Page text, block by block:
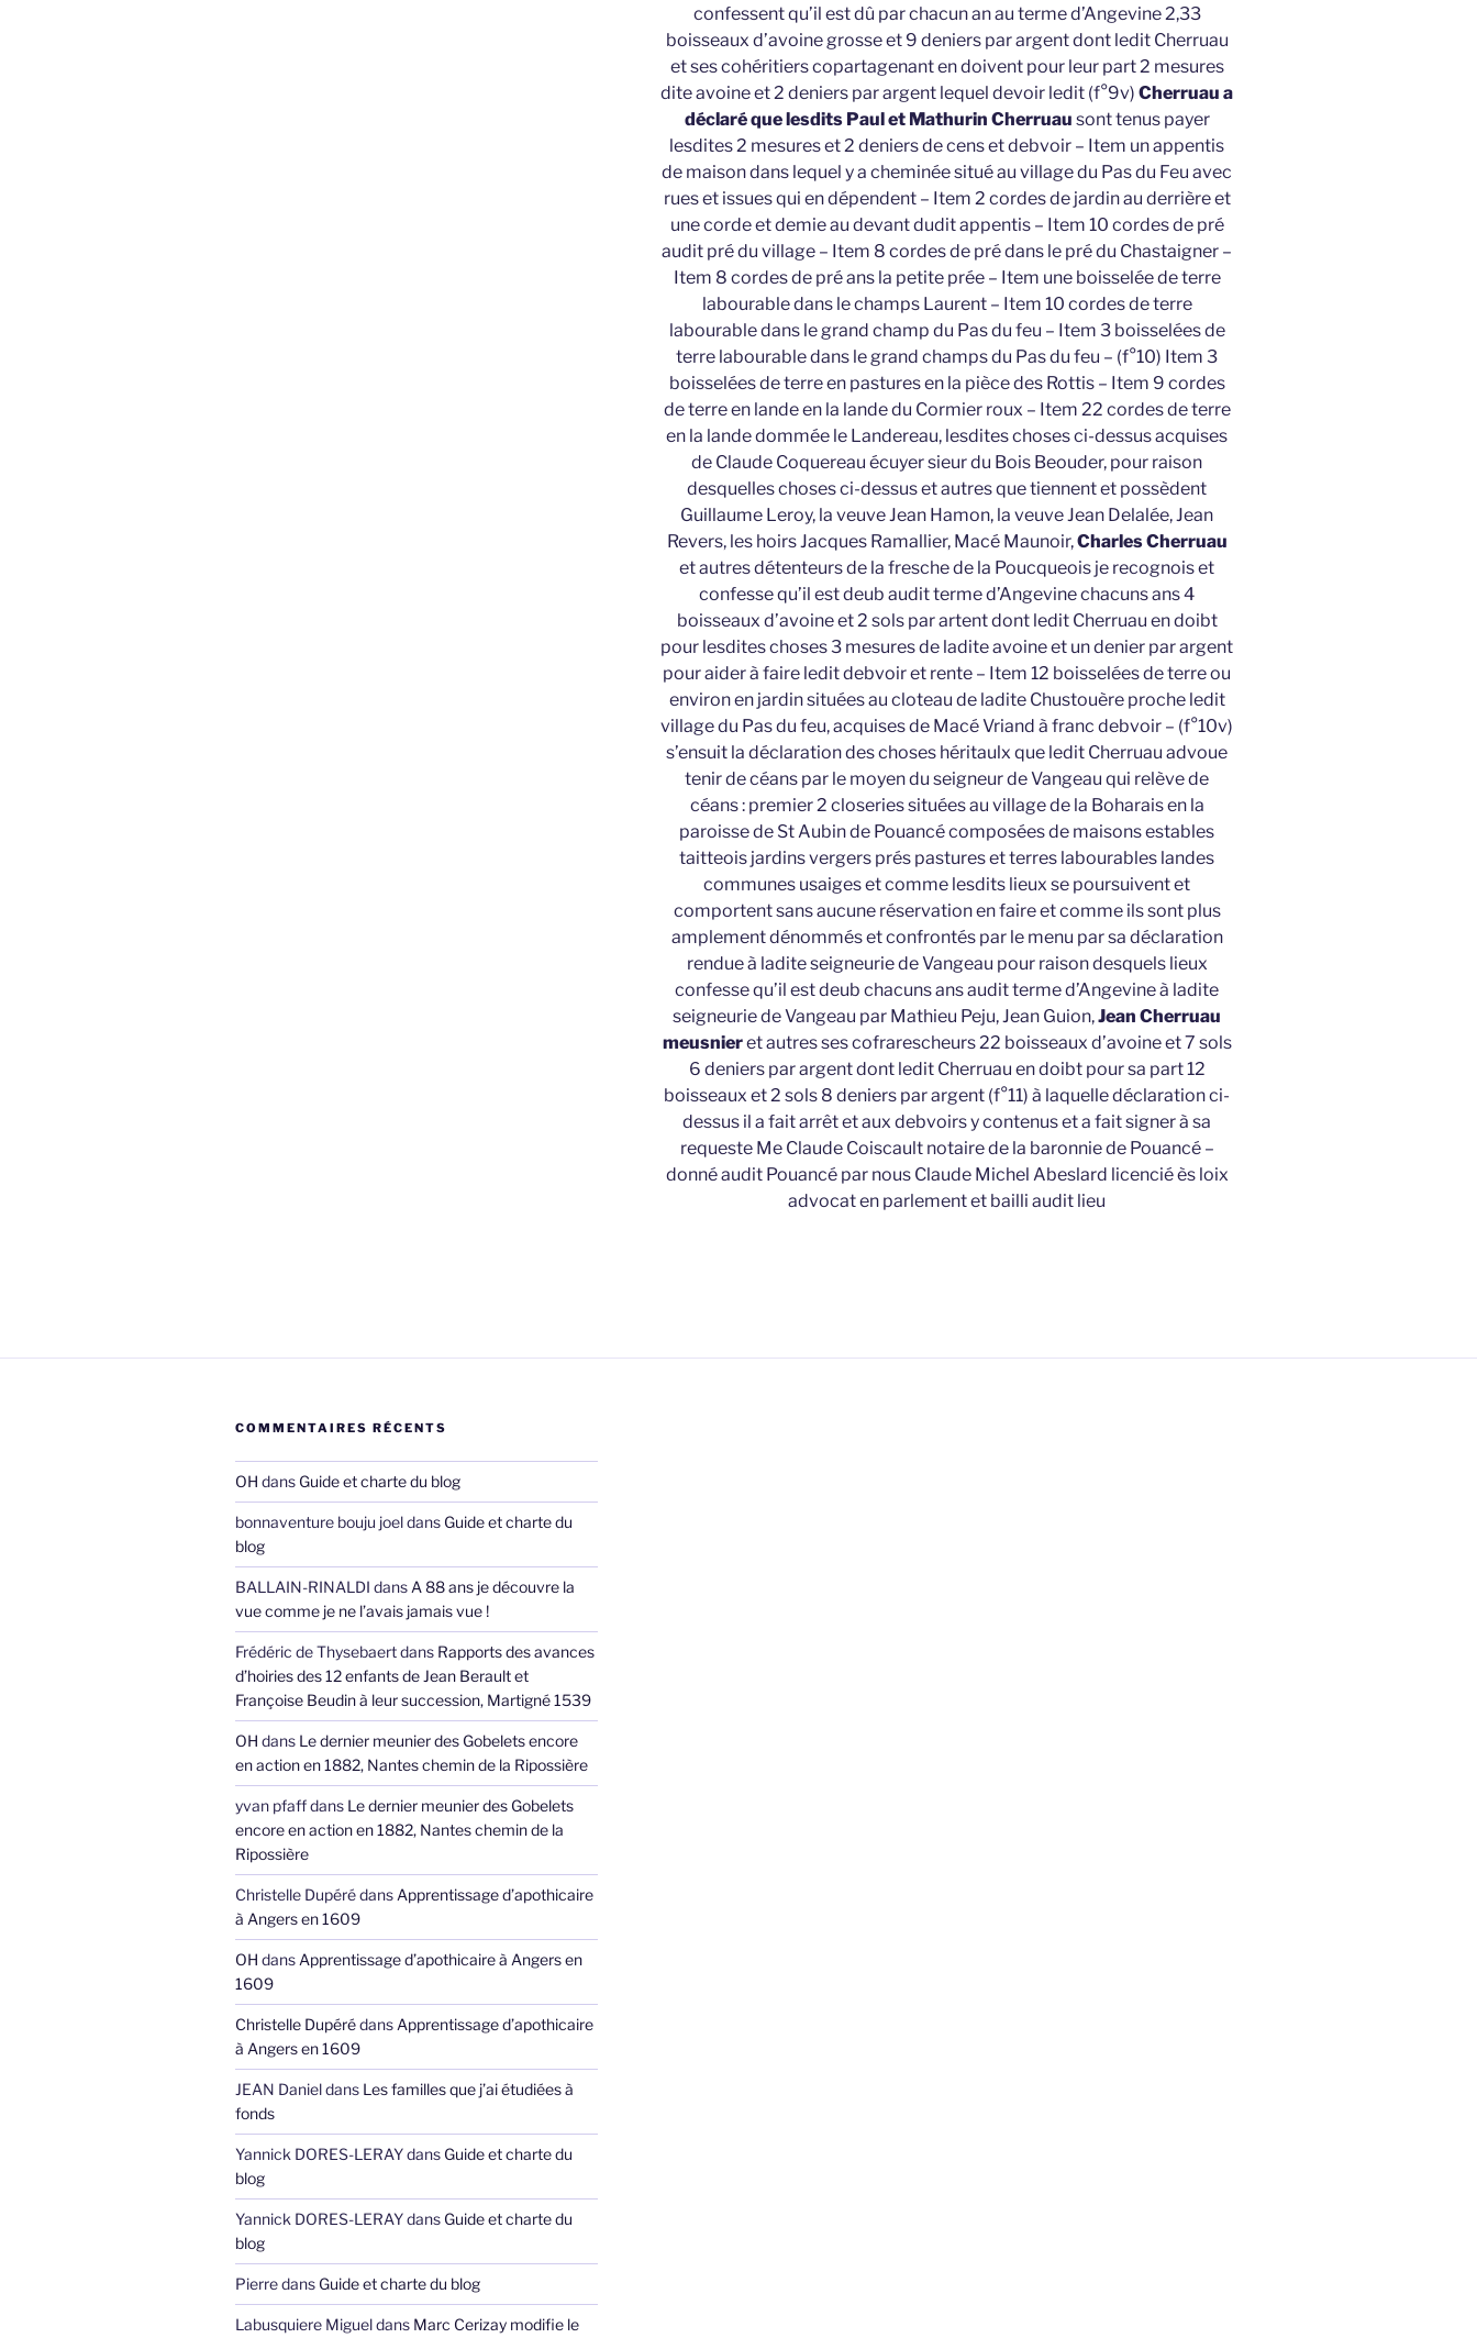
confessent qu’il est dû par chacun an au terme d’Angevine 2,33
boisseaux d’avoine grosse et 9 deniers par argent dont ledit Cherruau
et ses cohéritiers copartagenant en doivent pour leur part 2 mesures
dite avoine et 2 deniers par argent lequel devoir ledit (f°9v)Cherruau a
déclaré que lesdits Paul et Mathurin Cherruau sont tenus payer
lesdites 2 mesures et 2 deniers de cens et debvoir – Item un appentis
de maison dans lequel y a cheminée situé au village du Pas du Feu avec
rues et issues qui en dépendent – Item 2 cordes de jardin au derrière et
une corde et demie au devant dudit appentis – Item 10 cordes de pré
audit pré du village – Item 8 cordes de pré dans le pré du Chastaigner –
Item 8 cordes de pré ans la petite prée – Item une boisselée de terre
labourable dans le champs Laurent – Item 10 cordes de terre
labourable dans le grand champ du Pas du feu – Item 3 boisselées de
terre labourable dans le grand champs du Pas du feu – (f°10) Item 3
boisselées de terre en pastures en la pièce des Rottis – Item 9 cordes
de terre en lande en la lande du Cormier roux – Item 22 cordes de terre
en la lande dommée le Landereau, lesdites choses ci-dessus acquises
de Claude Coquereau écuyer sieur du Bois Beouder, pour raison
desquelles choses ci-dessus et autres que tiennent et possèdent
Guillaume Leroy, la veuve Jean Hamon, la veuve Jean Delalée, Jean
Revers, les hoirs Jacques Ramallier, Macé Maunoir,Charles Cherruau
et autres détenteurs de la fresche de la Poucqueois je recognois et
confesse qu’il est deub audit terme d’Angevine chacuns ans 4
boisseaux d’avoine et 2 sols par artent dont ledit Cherruau en doibt
pour lesdites choses 3 mesures de ladite avoine et un denier par argent
pour aider à faire ledit debvoir et rente – Item 12 boisselées de terre ou
environ en jardin situées au cloteau de ladite Chustouère proche ledit
village du Pas du feu, acquises de Macé Vriand à franc debvoir – (f°10v)
s’ensuit la déclaration des choses héritaulx que ledit Cherruau advoue
tenir de céans par le moyen du seigneur de Vangeau qui relève de
céans : premier 2 closeries situées au village de la Boharais en la
paroisse de St Aubin de Pouancé composées de maisons estables
taitteois jardins vergers prés pastures et terres labourables landes
communes usaiges et comme lesdits lieux se poursuivent et
comportent sans aucune réservation en faire et comme ils sont plus
amplement dénommés et confrontés par le menu par sa déclaration
rendue à ladite seigneurie de Vangeau pour raison desquels lieux
confesse qu’il est deub chacuns ans audit terme d’Angevine à ladite
seigneurie de Vangeau par Mathieu Peju, Jean Guion,Jean Cherruau
meusnieret autres ses cofrarescheurs 22 boisseaux d’avoine et 7 sols
6 deniers par argent dont ledit Cherruau en doibt pour sa part 12
boisseaux et 2 sols 8 deniers par argent (f°11) à laquelle déclaration ci-
dessus il a fait arrêt et aux debvoirs y contenus et a fait signer à sa
requeste Me Claude Coiscault notaire de la baronnie de Pouancé –
donné audit Pouancé par nous Claude Michel Abeslard licencié ès loix
advocat en parlement et bailli audit lieu
COMMENTAIRES RÉCENTS
OH dans Guide et charte du blog
bonnaventure bouju joeldans Guide et charte du
blog
BALLAIN-RINALDI dans A 88 ans je découvre la
vue comme je ne l’avais jamais vue !
Frédéric de Thysebaertdans Rapports des avances
d’hoiries des 12 enfants de Jean Berault et
Françoise Beudin à leur succession, Martigné 1539
OH dans Le dernier meunier des Gobelets encore
en action en 1882, Nantes chemin de la Ripossière
yvan pfaffdans Le dernier meunier des Gobelets
encore en action en 1882, Nantes chemin de la
Ripossière
Christelle Dupérédans Apprentissage d’apothicaire
à Angers en 1609
OH dans Apprentissage d’apothicaire à Angers en
1609
Christelle Dupérédans Apprentissage d’apothicaire
à Angers en 1609
JEAN Danieldans Les familles que j’ai étudiées à
fonds
Yannick DORES-LERAYdans Guide et charte du
blog
Yannick DORES-LERAYdans Guide et charte du
blog
Pierredans Guide et charte du blog
Labusquiere Migueldans Marc Cerizay modifie le